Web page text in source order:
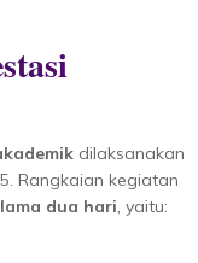
dilaksanakan
Rangkaian kegiatan
dua hari, yaitu: